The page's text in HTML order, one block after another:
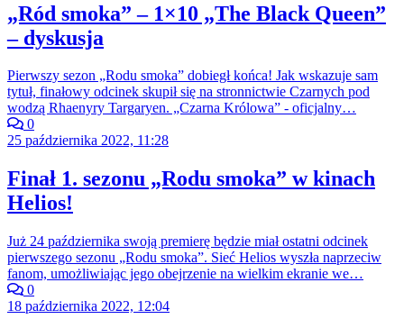
„Ród smoka” – 1×10 „The Black Queen”
– dyskusja
Pierwszy sezon „Rodu smoka” dobiegł końca! Jak wskazuje sam
tytuł, finałowy odcinek skupił się na stronnictwie Czarnych pod
wodzą Rhaenyry Targaryen. „Czarna Królowa” - oficjalny…
0
25 października 2022, 11:28
Finał 1. sezonu „Rodu smoka” w kinach
Helios!
Już 24 października swoją premierę będzie miał ostatni odcinek
pierwszego sezonu „Rodu smoka”. Sieć Helios wyszła naprzeciw
fanom, umożliwiając jego obejrzenie na wielkim ekranie we…
0
18 października 2022, 12:04